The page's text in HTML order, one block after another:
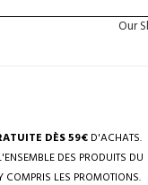
Our
DÈS 59€ D'ACHATS.
DES PRODUITS DU
COMPRIS LES PROMOTIONS.